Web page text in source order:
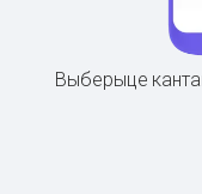
Выберыце